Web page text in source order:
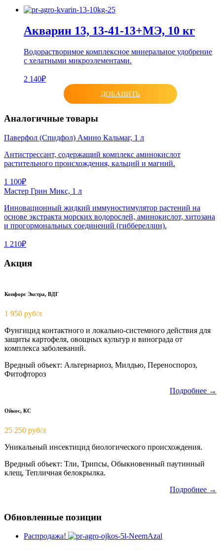
Акварин 13, 13-41-13+МЭ, 10 кг
Водорастворимое комплексное минеральное удобрение
с хелатными микроэлементами.
2 140₽
ДОБАВИТЬ
Аналогичные товары
Паверфол (Спидфол) Амино Кальмаг, 1 л
Антистрессант, содержащий комплекс аминокислот
растительного происхождения, кальций и магний.
1 100₽
Мастер Грин Микс, 1 л
Инновационный жидкий иммуностимулятор растений на
основе экстракта морских водорослей, аминокислот, хитозана
и прогормональных соединений (гиббереллин).
1 210₽
Акция
Копфорс Экстра, ВДГ
1 950 руб/л
Фунгицид контактного и локально-системного действия для
защиты картофеля, овощных культур и винограда от
комплекса заболеваний.
Вредный объект: Альтернариоз, Милдью, Переноспороз,
Фитофтороз
Подробнее →
Ойкос, КС
25 250 руб/л
Уникальный инсектицид биологического происхождения.
Вредный объект: Тли, Трипсы, Обыкновенный паутинный
клещ, Тепличная белокрылка.
Подробнее →
Обновленные позиции
Распродажа!